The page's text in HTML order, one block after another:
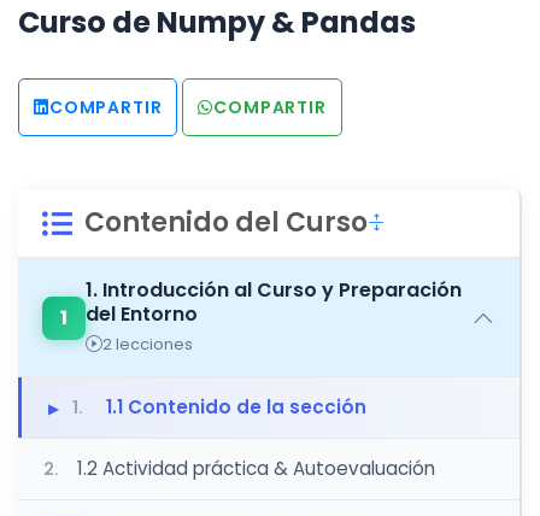
Curso de Numpy & Pandas
COMPARTIR COMPARTIR
Contenido del Curso
1
1. Introducción al Curso y Preparación
del Entorno
2 lecciones
1. 1.1 Contenido de la sección
2. 1.2 Actividad práctica & Autoevaluación